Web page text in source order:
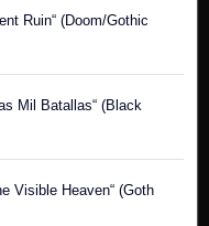
Ruin“ (Doom/Gothic
Mil Batallas“ (Black
Visible Heaven“ (Goth